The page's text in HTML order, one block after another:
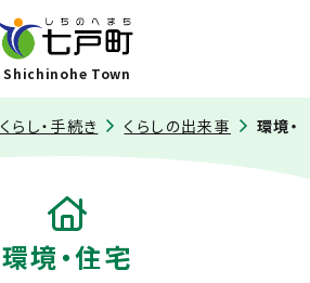
Shichinohe Town
くらし・手続き くらしの出来事 環境・
環境・住宅